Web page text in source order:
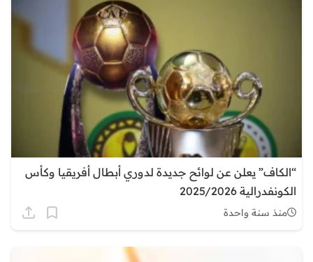
“الكاف” يعلن عن لوائح جديدة لدوري أبطال أفريقيا وكأس
الكونفدرالية 2025/2026
منذ سنة واحدة